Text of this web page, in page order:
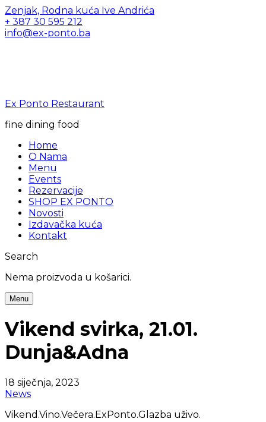
Zenjak, Rodna kuća Ive Andrića
+ 387 30 595 212
info@ex-ponto.ba
Ex Ponto Restaurant
fine dining food
Home
O Nama
Menu
Events
Rezervacije
SHOP EX PONTO
Novosti
Izdavačka kuća
Kontakt
Search
Nema proizvoda u košarici.
Menu
Vikend svirka, 21.01.
Dunja&Adna
18 siječnja, 2023
News
Vikend.Vino.Večera.ExPonto.Glazba uživo.